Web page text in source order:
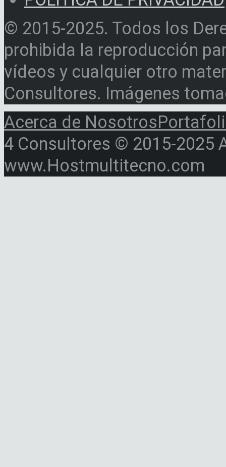
© 2015-2025. Todos los
prohibida la reproducción
vídeos y cualquier otro
Consultores. Imágenes
Acerca de Nosotros
4 Consultores © 2015-2025
www.Hostmultitecno.com